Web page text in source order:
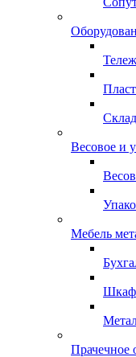
Весовое и
Мебель
Прачечное